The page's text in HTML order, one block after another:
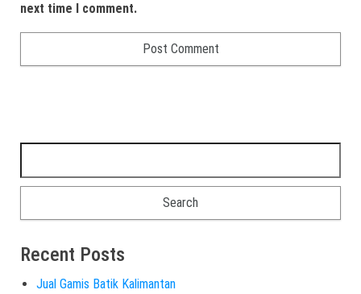
next time I comment.
Recent Posts
Jual Gamis Batik Kalimantan